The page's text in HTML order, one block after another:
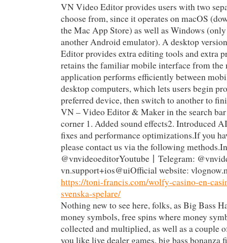
VN Video Editor provides users with two
choose from, since it operates on macOS
the Mac App Store) as well as Windows
another Android emulator). A desktop
Editor provides extra editing tools and extra
retains the familiar mobile interface from the
application performs efficiently between
desktop computers, which lets users begin
preferred device, then switch to another to
VN – Video Editor & Maker in the search
corner 1. Added sound effects2. Introduced
fixes and performance optimizations.If you
please contact us via the following
@vnvideoeditorYoutube丨Telegram:
vn.support+ios@uiOfficial website:
https://toni-francis.com/wolfy-casino-en-
svenska-spelare/
Nothing new to see here, folks, as Big Bass
money symbols, free spins where money
collected and multiplied, as well as a couple
you like live dealer games, big bass bonanza